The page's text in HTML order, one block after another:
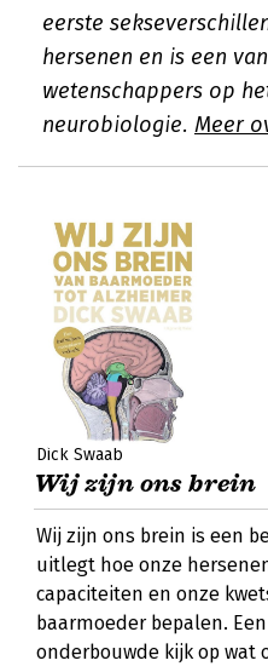
eerste
hersenen en is een
wetenschappers op
neurobiologie. Meer
Dick Swaab
Wij zijn ons brein
Wij zijn ons brein is een
uitlegt hoe onze
capaciteiten en onze
baarmoeder bepalen.
onderbouwde kijk op wat